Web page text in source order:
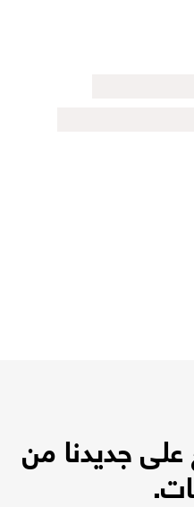
جديدنا من